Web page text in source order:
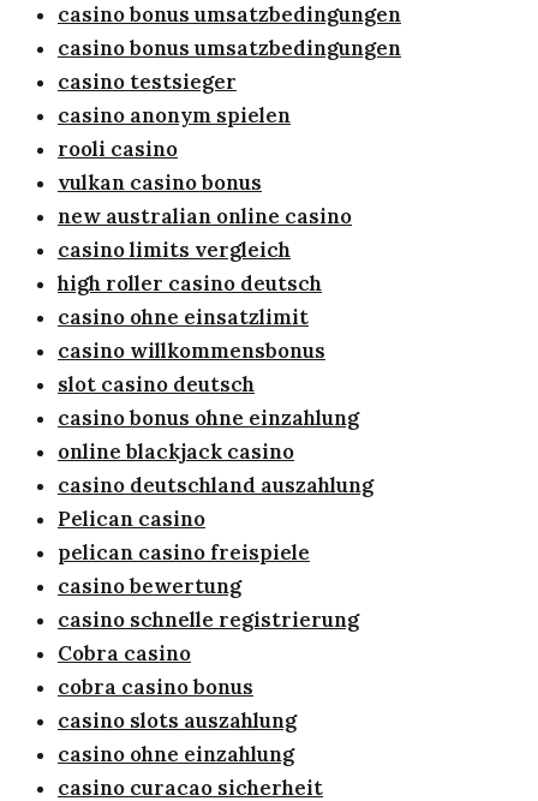
casino bonus umsatzbedingungen
casino bonus umsatzbedingungen
casino testsieger
casino anonym spielen
rooli casino
vulkan casino bonus
new australian online casino
casino limits vergleich
high roller casino deutsch
casino ohne einsatzlimit
casino willkommensbonus
slot casino deutsch
casino bonus ohne einzahlung
online blackjack casino
casino deutschland auszahlung
Pelican casino
pelican casino freispiele
casino bewertung
casino schnelle registrierung
Cobra casino
cobra casino bonus
casino slots auszahlung
casino ohne einzahlung
casino curacao sicherheit